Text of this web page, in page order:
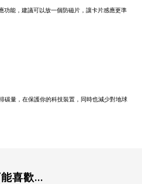
功能，建議可以放一個防磁片，讓卡片感應更準
量，在保護你的科技裝置，同時也減少對地球
喜歡...